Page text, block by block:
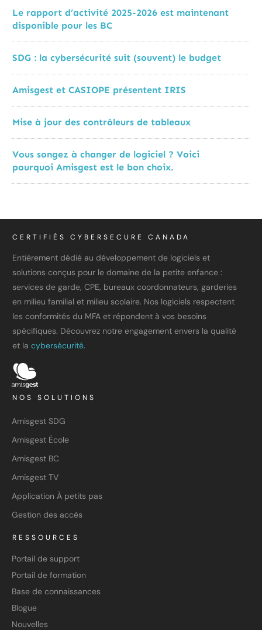
Le rapport d’activité 2025-2026 est maintenant
disponible pour les BC
SDG : la cybersécurité suit (souvent) le budget
Amisgest et CASIOPE présentent IRIS
Mise à jour des contrôleurs de tableaux
Vous songez à changer de logiciel ? Voici
pourquoi Amisgest est le bon choix.
CERTIFIÉS CYBERSECURE CANADA
Entièrement dédié au développement de logiciels et
solutions conçus pour le domaine de la petite enfance :
services de garde, CPE, bureaux coordonnateurs, garderies
en milieu familial et milieu scolaire. Nos logiciels respectent
les conformités du MFA et répondent à vos besoins
spécifiques. Découvrez notre engagement envers la qualité
et la cybersécurité.
NOS SOLUTIONS
Amisgest SDG
Amisgest École
Amisgest BC
Amisgest TV
Application À petits pas
Gestion des accès
RESSOURCES
Portail de support
Portail de formation
Base de connaissances
Blogue
Nouvelles